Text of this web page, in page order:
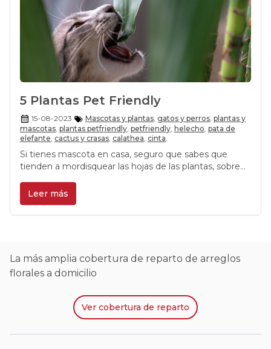
5 Plantas Pet Friendly
15-08-2023 Mascotas y plantas, gatos y perros, plantas y
mascotas plantas petfriendly petfriendly helecho pata de
elefante cactus y crasas calathea cinta
Si tienes mascota en casa, seguro que sabes que
tienden a mordisquear las hojas de las plantas, sobre
plantas conviven perfectamente con tu animal
doméstico.
Leer más
La más amplia cobertura de reparto de arreglos
florales a domicilio
Ver cobertura de reparto